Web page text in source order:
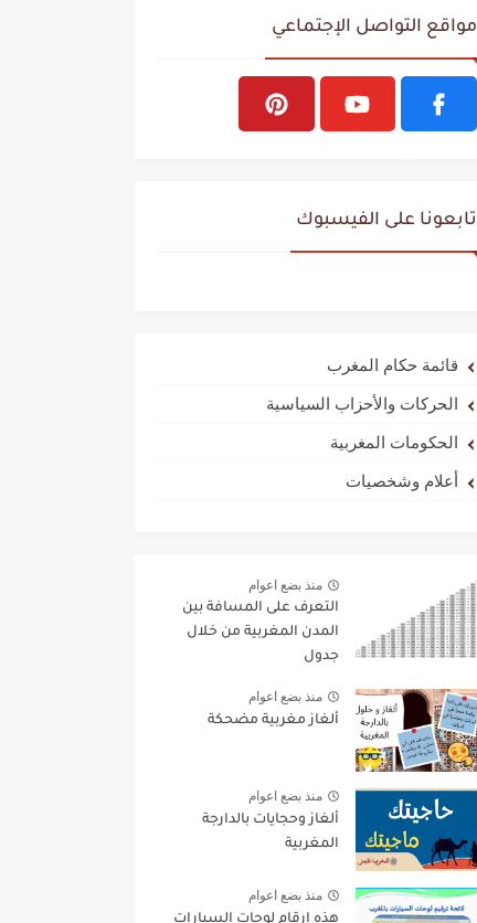
مواقع التواصل الإجتماعي
تابعونا على الفيسبوك
قائمة حكام المغرب
الحركات والأحزاب السياسية
الحكومات المغربية
أعلام وشخصيات
منذ بضع اعوام
التعرف على المسافة بين
المدن المغربية من خلال
جدول
منذ بضع اعوام
ألغاز مغربية مضحكة
منذ بضع اعوام
ألغاز وحجايات بالدارجة
المغربية
منذ بضع اعوام
هذه ارقام لوحات السيارات